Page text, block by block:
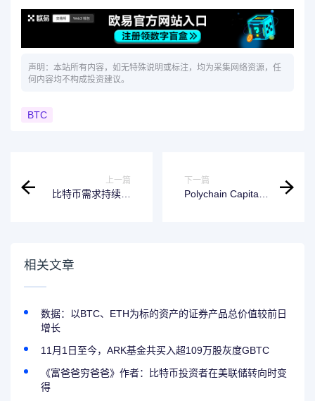
声明：本站所有内容，如无特殊说明或标注，均为采集网络资源，任
何内容均不构成投资建议。
BTC
上一篇
比特币需求持续下
下一篇
Polychain Capital
相关文章
数据：以BTC、ETH为标的资产的证券产品总价值较前日
增长
11月1日至今，ARK基金共买入超109万股灰度GBTC
《富爸爸穷爸爸》作者：比特币投资者在美联储转向时变
得